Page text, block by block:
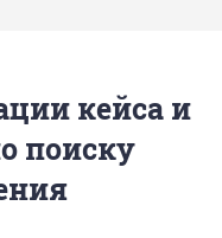
кейса и
поиску